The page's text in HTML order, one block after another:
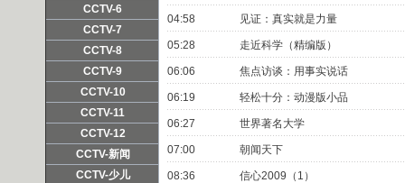
频道主页 直播
CCTV-6
频道主页 直播
CCTV-7
频道主页 直播
CCTV-8
频道主页 直播
CCTV-9
频道主页 直播
CCTV-10
频道主页 直播
CCTV-11
频道主页 直播
CCTV-12
频道主页 直播 点播
CCTV-新闻
频道主页 直播 点播
CCTV-少儿
04:58 见证：真实就是力量
05:28 走近科学（精编版）
06:06 焦点访谈：用事实说话
06:19 轻松十分：动漫版小品
06:27 世界著名大学
07:00 朝闻天下
08:36 信心2009（1）